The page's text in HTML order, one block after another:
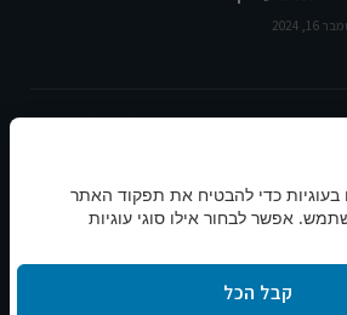
2024
אהבה: הקשר המיוחד בין בני הזוג
כדי להבטיח את תפקוד האתר
אפשר לבחור אילו סוגי עוגיות
קבל הכל